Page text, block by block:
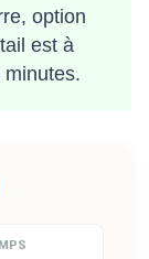
option
est à